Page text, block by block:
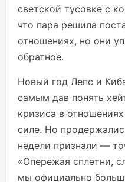
светской тусовке с
что пара решила
отношениях, но они
обратное.
Новый год Лепс и
самым дав понять
кризиса в
силе. Но
недели признали —
«Опережая сплетни,
мы официально